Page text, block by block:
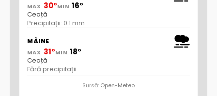
MAX 30°MIN 16°
Ceață
Precipitații: 0.1 mm
MÂINE
MAX 31°MIN 18°
Ceață
Fără precipitații
Sursă: Open-Meteo